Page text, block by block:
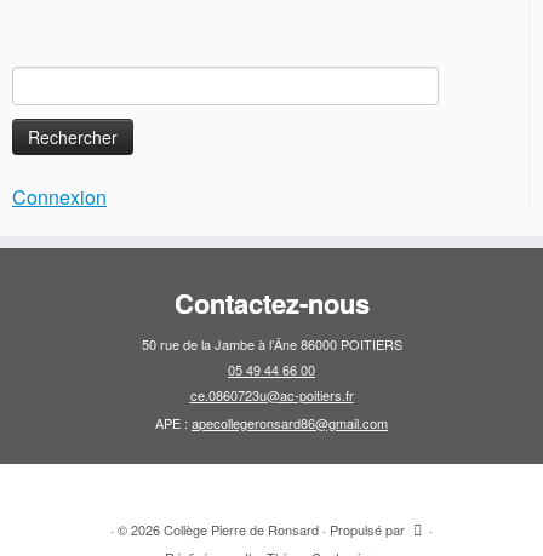
Connexion
Contactez-nous
50 rue de la Jambe à l’Âne 86000 POITIERS
05 49 44 66 00
ce.0860723u@ac-poitiers.fr
APE : apecollegeronsard86@gmail.com
· © 2026Collège Pierre de Ronsard · Propulsé par
·